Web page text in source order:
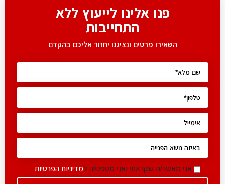
פנו אלינו לייעוץ ללא
התחייבות
השאירו פרטים ונציגנו יחזור אליכם בהקדם
אני מאשר/ת שקראתי ואני מסכים/ה למדיניות הפרטיות